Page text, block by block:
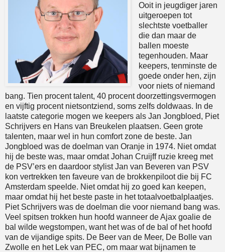
Ooit in jeugdiger jaren
uitgeroepen tot
slechtste voetballer
die dan maar de
ballen moeste
tegenhouden. Maar
keepers, tenminste de
goede onder hen, zijn
voor niets of niemand
bang. Tien procent talent, 40 procent doorzettingsvermogen
en vijftig procent nietsontziend, soms zelfs doldwaas. In de
laatste categorie mogen we keepers als Jan Jongbloed, Piet
Schrijvers en Hans van Breukelen plaatsen. Geen grote
talenten, maar wel in hun comfort zone de beste. Jan
Jongbloed was de doelman van Oranje in 1974. Niet omdat
hij de beste was, maar omdat Johan Cruijff ruzie kreeg met
de PSV’ers en daardoor stylist Jan van Beveren van PSV
kon vertrekken ten faveure van de brokkenpiloot die bij FC
Amsterdam speelde. Niet omdat hij zo goed kan keepen,
maar omdat hij het beste paste in het totaalvoetbalplaatjes.
Piet Schrijvers was de doelman die voor niemand bang was.
Veel spitsen trokken hun hoofd wanneer de Ajax goalie de
bal wilde wegstompen, want het was of de bal of het hoofd
van de vijandige spits. De Beer van de Meer, De Bolle van
Zwolle en het Lek van PEC, om maar wat bijnamen te